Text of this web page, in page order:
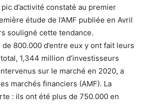
d’activité constaté au premier
étude de l’AMF publiée en Avril
souligné cette tendance.
de 800.000 d’entre eux y ont fait leurs
1,344 million d’investisseurs
sur le marché en 2020, a
marchés financiers (AMF). La
: ils ont été plus de 750.000 en